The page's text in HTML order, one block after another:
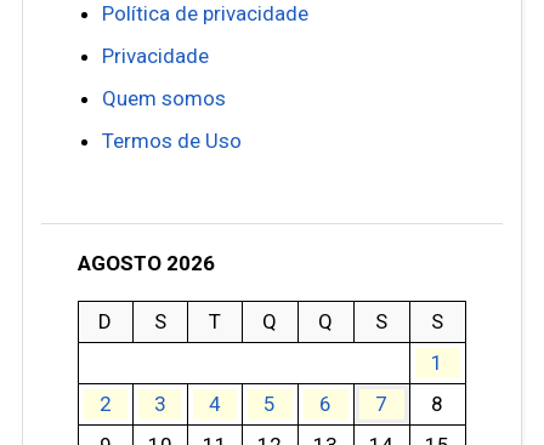
Política de privacidade
Privacidade
Quem somos
Termos de Uso
AGOSTO 2026
D S T Q Q S
S
1
2
3 4 5 6 7
8